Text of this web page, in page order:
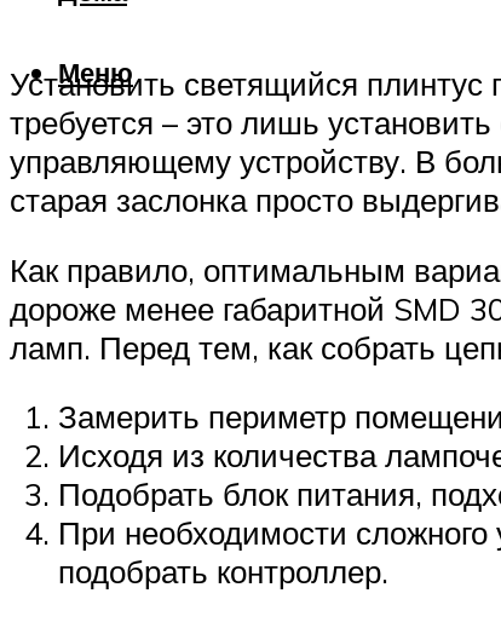
Меню
Установить светящийся
требуется – это лишь
управляющему устройству. В
старая заслонка просто
Как правило, оптимальным
дороже менее габаритной SMD
ламп. Перед тем, как собрать
Замерить периметр
Исходя из количества
Подобрать блок питания,
При необходимости
подобрать контроллер.